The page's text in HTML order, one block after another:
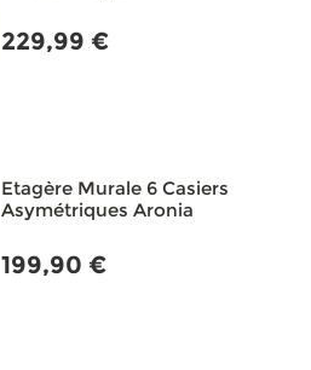
229,99 €
Etagère Murale 6 Casiers
Asymétriques Aronia
199,90 €